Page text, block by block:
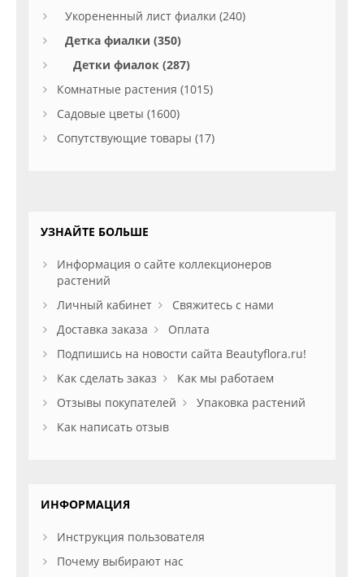
Укорененный лист фиалки (240)
Детка фиалки (350)
Детки фиалок (287)
Комнатные растения (1015)
Садовые цветы (1600)
Сопутствующие товары (17)
УЗНАЙТЕ БОЛЬШЕ
Информация о сайте коллекционеров
растений
Личный кабинет
Свяжитесь с нами
Доставка заказа
Оплата
Подпишись на новости сайта Beautyflora.ru!
Как сделать заказ
Как мы работаем
Отзывы покупателей
Упаковка растений
Как написать отзыв
ИНФОРМАЦИЯ
Инструкция пользователя
Почему выбирают нас